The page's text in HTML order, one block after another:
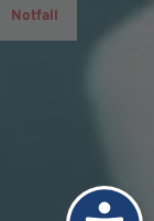
Notfall